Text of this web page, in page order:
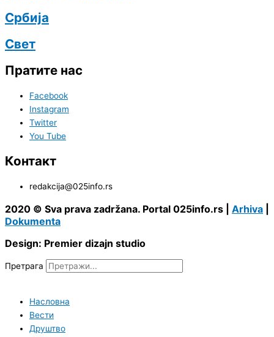
Србија
Свет
Пратите нас
Facebook
Instagram
Twitter
You Tube
Контакт
redakcija@025info.rs
2020 © Sva prava zadržana. Portal 025info.rs | Arhiva
Dokumenta
Design: Premier dizajn studio
Претрага
Насловна
Вести
Друштво